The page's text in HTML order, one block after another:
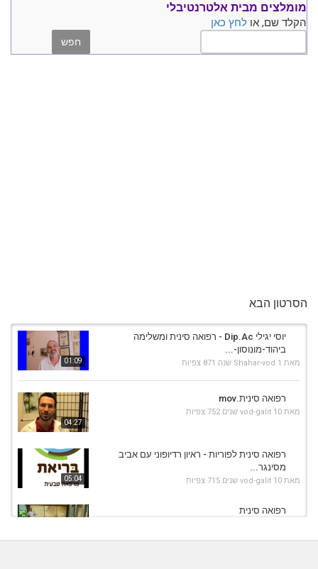
מומלצים מבית אלטרנטיבלי
הקלד שם, או לחץ כאן
הסרטון הבא
01:09
יוסי יגילי Dip.Ac - רפואה סינית ומשלימה
ביהוד-מונוסון-...
מאת Shahar-vod 1 שנה 871 צפיות
04:27
רפואה סינית.mov
מאת vod-galit 10 שנים 752 צפיות
05:04
רפואה סינית לפוריות - ראיון רדיופוני עם אביב
מסינגר...
מאת vod-galit 10 שנים 715 צפיות
רפואה סינית